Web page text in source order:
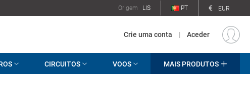
Origem LIS PT € EUR
Crie uma conta | Aceder
CIRCUITOS VOOS MAIS PRODUTOS